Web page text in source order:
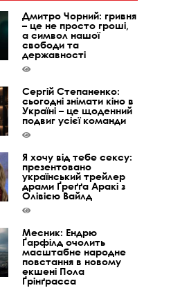
Дмитро Чорний: гривня
– це не просто гроші,
а символ нашої
свободи та
державності
Сергій Степаненко:
сьогодні знімати кіно в
Україні – це щоденний
подвиг усієї команди
Я хочу від тебе сексу:
презентовано
український трейлер
драми Ґреґґа Аракі з
Олівією Вайлд
Месник: Ендрю
Ґарфілд очолить
масштабне народне
повстання в новому
екшені Пола
Ґрінґрасса